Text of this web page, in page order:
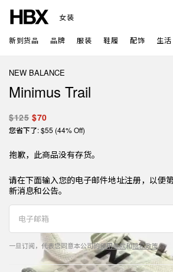
女装
新到货品 品牌 服装 鞋履 配饰 生活
NEW BALANCE
Minimus Trail
$125 $70
您省下了: $55 (44% Off)
抱歉，此商品没有存货。
请在下面输入您的电子邮件地址注册，以便
新消息和公告。
一旦订阅，代表您同意本公司的使用条款和隐私政策。